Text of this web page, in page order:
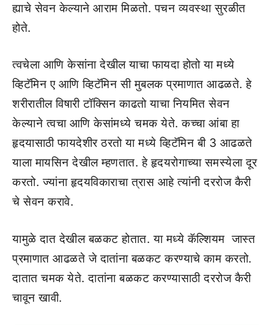
ह्याचे सेवन केल्याने आराम मिळतो. पचन व्यवस्था सुरळीत
होते.
त्वचेला आणि केसांना देखील याचा फायदा होतो या मध्ये
व्हिटॅमिन ए आणि व्हिटॅमिन सी मुबलक प्रमाणात आढळते. हे
शरीरातील विषारी टॉक्सिन काढतो याचा नियमित सेवन
केल्याने त्वचा आणि केसांमध्ये चमक येते. कच्चा आंबा हा
हृदयासाठी फायदेशीर ठरतो या मध्ये व्हिटॅमिन बी 3 आढळते
याला मायसिन देखील म्हणतात. हे हृदयरोगाच्या समस्येला दूर
करतो. ज्यांना हृदयविकाराचा त्रास आहे त्यांनी दररोज कैरी
चे सेवन करावे.
यामुळे दात देखील बळकट होतात. या मध्ये कॅल्शियम जास्त
प्रमाणात आढळते जे दातांना बळकट करण्याचे काम करतो.
दातात चमक येते. दातांना बळकट करण्यासाठी दररोज कैरी
चावून खावी.